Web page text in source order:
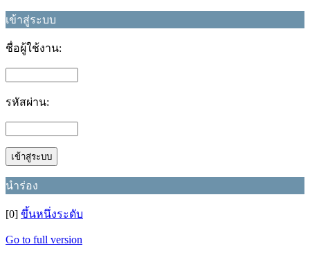
เข้าสู่ระบบ
ชื่อผู้ใช้งาน:
รหัสผ่าน:
นำร่อง
[0] ขึ้นหนึ่งระดับ
Go to full version